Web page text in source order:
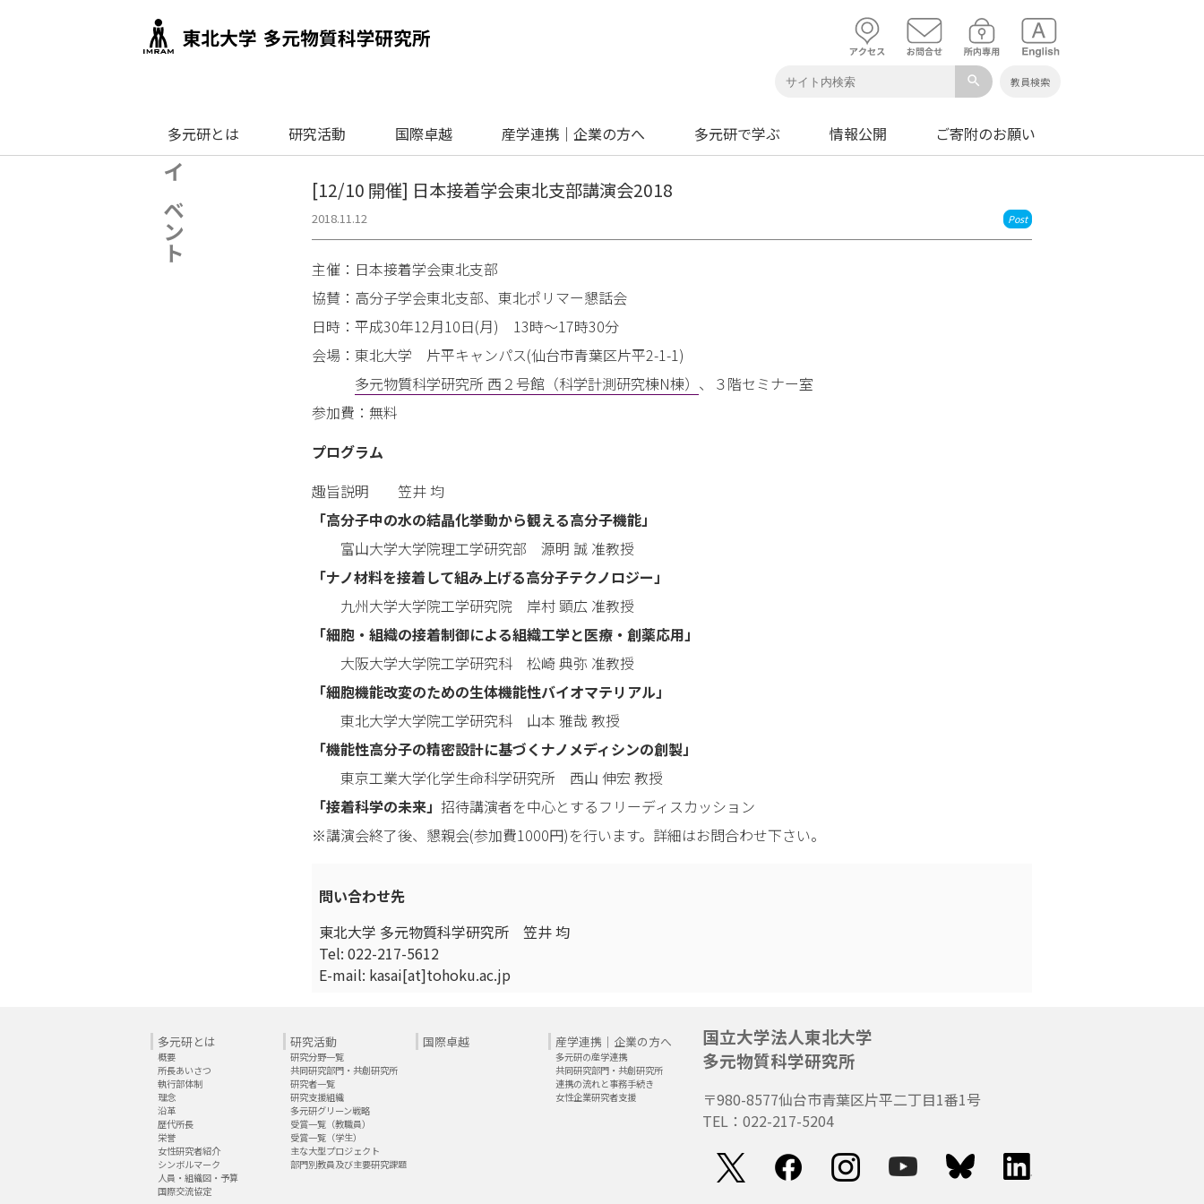
search 教員検索
多元研とは 研究活動 国際卓越 産学連携｜企業の方へ 多元研で学ぶ 情報公開 ご寄附のお願い
イベント [12/10 開催] 日本接着学会東北支部講演会2018
2018.11.12 Post
主催：日本接着学会東北支部
協賛：高分子学会東北支部、東北ポリマー懇話会
日時：平成30年12月10日(月) 13時～17時30分
会場：東北大学 片平キャンパス(仙台市青葉区片平2-1-1)
多元物質科学研究所 西２号館（科学計測研究棟N棟） 、３階セミナー室
参加費：無料
プログラム
趣旨説明 笠井 均
「高分子中の水の結晶化挙動から観える高分子機能」
富山大学大学院理工学研究部 源明 誠 准教授
「ナノ材料を接着して組み上げる高分子テクノロジー」
九州大学大学院工学研究院 岸村 顕広 准教授
「細胞・組織の接着制御による組織工学と医療・創薬応用」
大阪大学大学院工学研究科 松崎 典弥 准教授
「細胞機能改変のための生体機能性バイオマテリアル」
東北大学大学院工学研究科 山本 雅哉 教授
「機能性高分子の精密設計に基づくナノメディシンの創製」
東京工業大学化学生命科学研究所 西山 伸宏 教授
「接着科学の未来」 招待講演者を中心とするフリーディスカッション
※講演会終了後、懇親会(参加費1000円)を行います。詳細はお問合わせ下さい。
問い合わせ先
東北大学 多元物質科学研究所 笠井 均
Tel: 022-217-5612
E-mail: kasai[at]tohoku.ac.jp
多元研とは
概要
所長あいさつ
執行部体制
理念
沿革
歴代所長
栄誉
女性研究者紹介
シンボルマーク
人員・組織図・予算
国際交流協定
研究活動
研究分野一覧
共同研究部門・共創研究所
研究者一覧
研究支援組織
多元研グリーン戦略
受賞一覧（教職員）
受賞一覧（学生）
主な大型プロジェクト
部門別教員及び主要研究課題
国際卓越 産学連携｜企業の方へ
多元研の産学連携
共同研究部門・共創研究所
連携の流れと事務手続き
女性企業研究者支援
国立大学法人東北大学
多元物質科学研究所
〒980-8577仙台市青葉区片平二丁目1番1号
TEL：022-217-5204